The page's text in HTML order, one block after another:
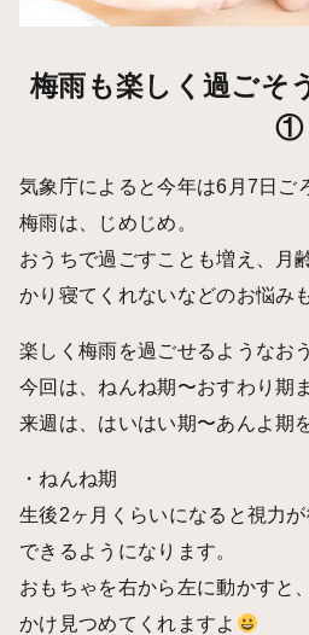
梅雨も楽しく過ごそ
①
気象庁によると今年は6月7日ご
梅雨は、じめじめ。
おうちで過ごすことも増え、月
かり寝てくれないなどのお悩み
楽しく梅雨を過ごせるようなお
今回は、ねんね期〜おすわり期
来週は、はいはい期〜あんよ期
・ねんね期
生後2ヶ月くらいになると視力
できるようになります。
おもちゃを右から左に動かすと
かけ見つめてくれますよ